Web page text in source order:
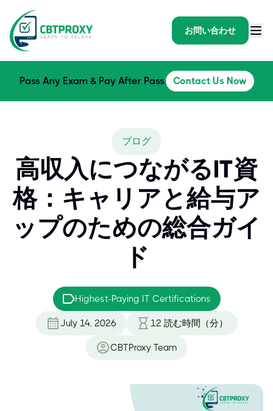
お問い合わせ
Pass Any Exam & Pay After Pass. Contact Us Now
ブログ
高収入につながるIT資
格：キャリアと給与ア
ップのための総合ガイ
ド
Highest-Paying IT Certifications
July 14, 2026 12 読む時間（分）
CBTProxy Team